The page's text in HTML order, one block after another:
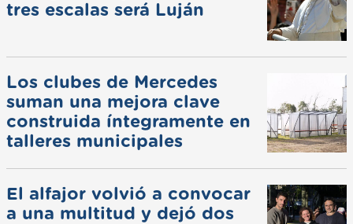
tres escalas será Luján
Los clubes de Mercedes
suman una mejora clave
construida íntegramente en
talleres municipales
El alfajor volvió a convocar
a una multitud y dejó dos